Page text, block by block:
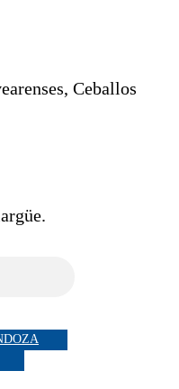
Ceballos